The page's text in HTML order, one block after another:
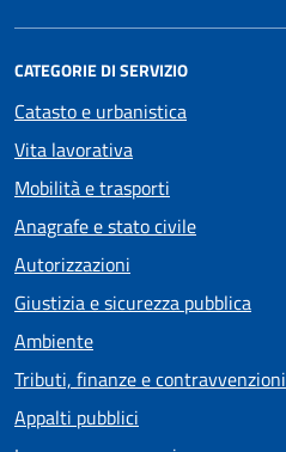
CATEGORIE DI SERVIZIO
Catasto e urbanistica
Vita lavorativa
Mobilità e trasporti
Anagrafe e stato civile
Autorizzazioni
Giustizia e sicurezza pubblica
Ambiente
Tributi, finanze e contravvenzioni
Appalti pubblici